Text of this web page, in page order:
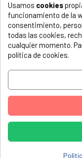
CERRADURA PARA
690074493
FOSTER, 2941 000
FOSTER, 2941 000
SMEG, 2941000
SMEG, 2941001
Usamos cookies
funcionamiento de la
consentimiento,
todas las cookies,
cualquier momento.
política de cookies.